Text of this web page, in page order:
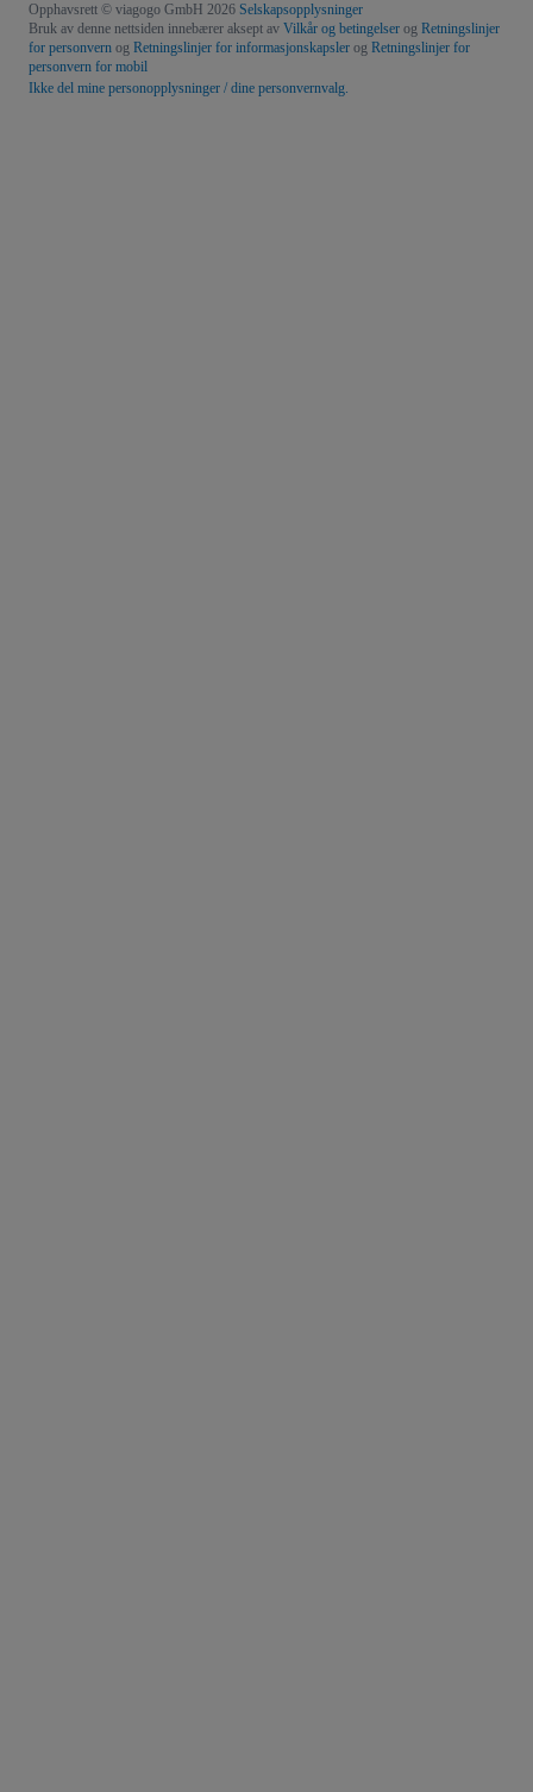
Opphavsrett © viagogo GmbH 2026 Selskapsopplysninger
Bruk av denne nettsiden innebærer aksept av Vilkår og betingelser og Retningslinjer
for personvern og Retningslinjer for informasjonskapsler og Retningslinjer for
personvern for mobil
Ikke del mine personopplysninger / dine personvernvalg.